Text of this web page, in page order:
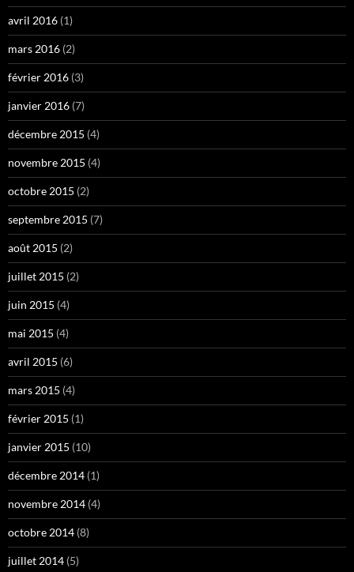
avril 2016 (1)
mars 2016 (2)
février 2016 (3)
janvier 2016 (7)
décembre 2015 (4)
novembre 2015 (4)
octobre 2015 (2)
septembre 2015 (7)
août 2015 (2)
juillet 2015 (2)
juin 2015 (4)
mai 2015 (4)
avril 2015 (6)
mars 2015 (4)
février 2015 (1)
janvier 2015 (10)
décembre 2014 (1)
novembre 2014 (4)
octobre 2014 (8)
juillet 2014 (5)